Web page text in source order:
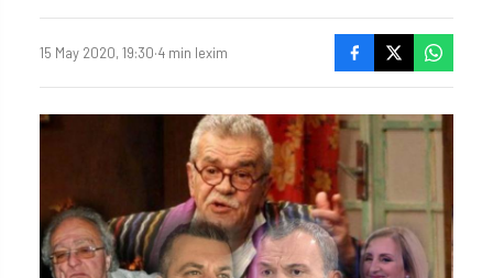
15 May 2020, 19:30·4 min lexim